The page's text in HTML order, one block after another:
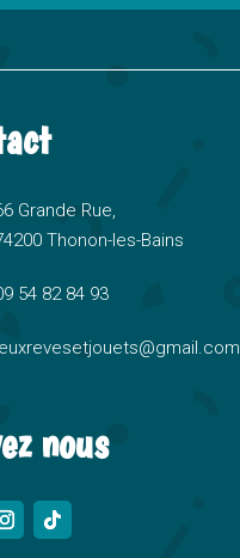
Grande Rue,
Thonon-les-Bains
54 82 84 93
nous